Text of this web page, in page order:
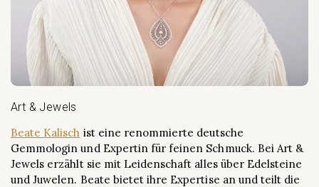
Art & Jewels
Beate Kalisch ist eine renommierte deutsche
Gemmologin und Expertin für feinen Schmuck. Bei Art &
Jewels erzählt sie mit Leidenschaft alles über Edelsteine
und Juwelen. Beate bietet ihre Expertise an und teilt die